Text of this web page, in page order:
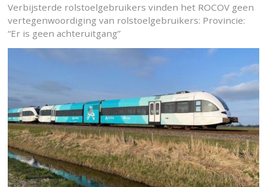
Verbijsterde rolstoelgebruikers vinden het ROCOV geen
vertegenwoordiging van rolstoelgebruikers: Provincie:
“Er is geen achteruitgang”